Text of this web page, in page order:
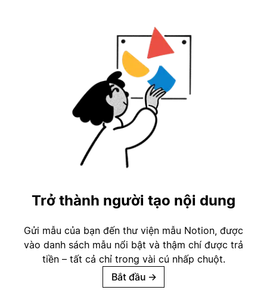
Trở thành người tạo nội dung
Gửi mẫu của bạn đến thư viện mẫu Notion, được
vào danh sách mẫu nổi bật và thậm chí được trả
tiền – tất cả chỉ trong vài cú nhấp chuột.
Bắt đầu →